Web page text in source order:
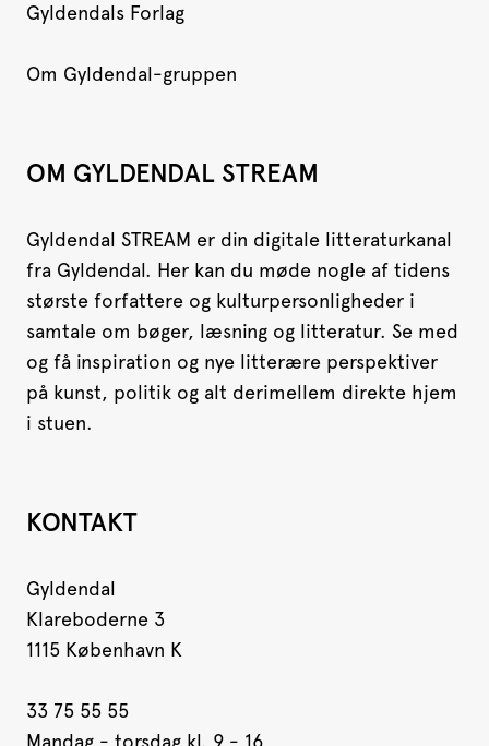
Gyldendals Forlag
Om Gyldendal-gruppen
OM GYLDENDAL STREAM
Gyldendal STREAM er din digitale litteraturkanal
fra Gyldendal. Her kan du møde nogle af tidens
største forfattere og kulturpersonligheder i
samtale om bøger, læsning og litteratur. Se med
og få inspiration og nye litterære perspektiver
på kunst, politik og alt derimellem direkte hjem
i stuen.
KONTAKT
Gyldendal
Klareboderne 3
1115 København K
33 75 55 55